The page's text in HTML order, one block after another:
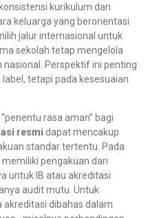
kurikulum dan
keluarga yang berorientasi
jalur internasional untuk
sekolah tetap mengelola
Perspektif ini penting
tetapi pada kesesuaian
rasa aman” bagi
resmi dapat mencakup
standar tertentu. Pada
pengakuan dari
untuk IB atau akreditasi
audit mutu. Untuk
dibahas dalam